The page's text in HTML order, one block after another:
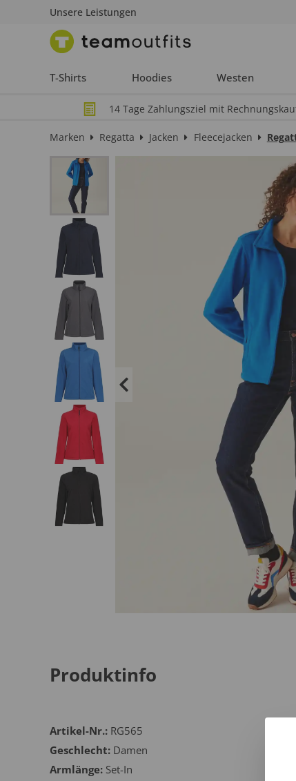
Unsere Leistungen
T-Shirts Hoodies Westen
14 Tage Zahlungsziel mit
Marken Regatta Jacken Fleecejacken
Produktinfo
Artikel-Nr.: RG565
Geschlecht: Damen
Armlänge: Set-In